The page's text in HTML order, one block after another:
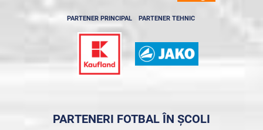
PARTENER PRINCIPAL PARTENER TEHNIC
PARTENERI FOTBAL ÎN ȘCOLI